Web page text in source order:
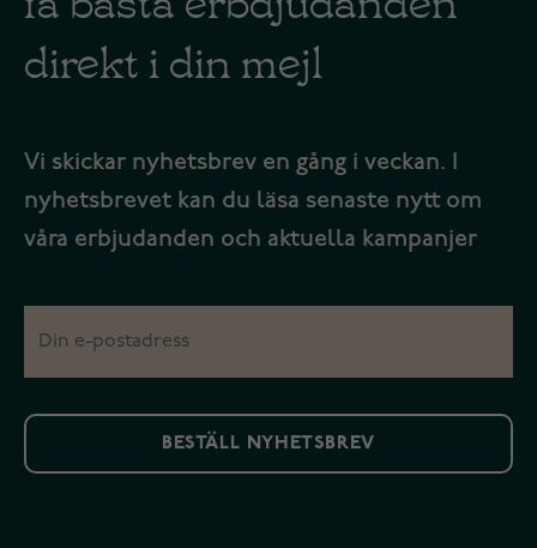
direkt i din mejl
Vi skickar nyhetsbrev en gång i veckan. I
nyhetsbrevet kan du läsa senaste nytt om
våra erbjudanden och aktuella kampanjer
BESTÄLL NYHETSBREV